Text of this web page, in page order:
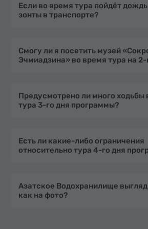
Если во время тура пойдёт
зонты в транспорте?
Смогу ли я посетить музей
Эчмиадзина» во время тура на 2-
Предусмотрено ли много ходьбы
тура 3-го дня программы?
Есть ли какие-либо ограничения
относительно тура 4-го дня
Азатское Водохранилище
как на фото?